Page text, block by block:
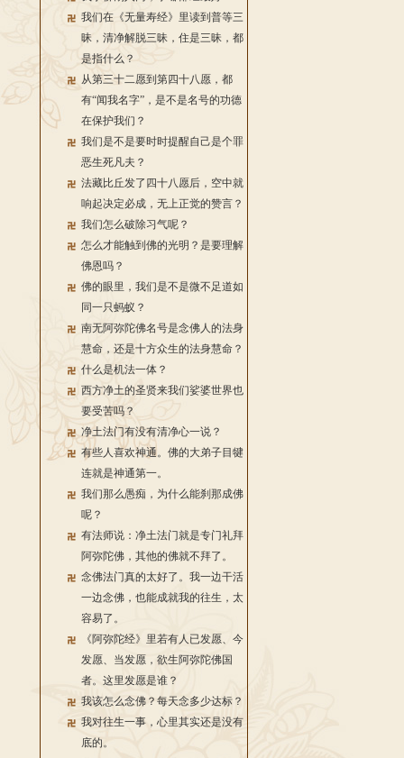
我们在《无量寿经》里读到普等三
昧，清净解脱三昧，住是三昧，都
是指什么？
从第三十二愿到第四十八愿，都
有“闻我名字”，是不是名号的功德
在保护我们？
我们是不是要时时提醒自己是个罪
恶生死凡夫？
法藏比丘发了四十八愿后，空中就
响起决定必成，无上正觉的赞言？
我们怎么破除习气呢？
怎么才能触到佛的光明？是要理解
佛恩吗？
佛的眼里，我们是不是微不足道如
同一只蚂蚁？
南无阿弥陀佛名号是念佛人的法身
慧命，还是十方众生的法身慧命？
什么是机法一体？
西方净土的圣贤来我们娑婆世界也
要受苦吗？
净土法门有没有清净心一说？
有些人喜欢神通。佛的大弟子目犍
连就是神通第一。
我们那么愚痴，为什么能刹那成佛
呢？
有法师说：净土法门就是专门礼拜
阿弥陀佛，其他的佛就不拜了。
念佛法门真的太好了。我一边干活
一边念佛，也能成就我的往生，太
容易了。
《阿弥陀经》里若有人已发愿、今
发愿、当发愿，欲生阿弥陀佛国
者。这里发愿是谁？
我该怎么念佛？每天念多少达标？
我对往生一事，心里其实还是没有
底的。